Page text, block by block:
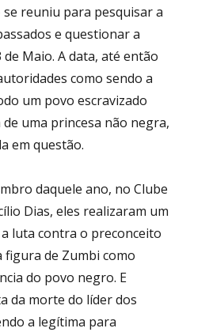
reuniu para pesquisar a
e questionar a
Maio. A data, até então
como sendo a
um povo escravizado
uma princesa não negra,
em questão.
daquele ano, no Clube
Dias, eles realizaram um
luta contra o preconceito
figura de Zumbi como
do povo negro. E
da morte do líder dos
a legítima para